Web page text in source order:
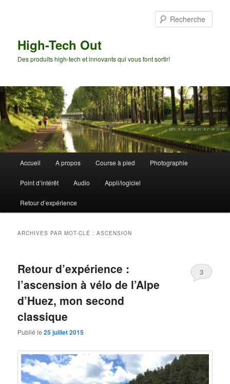
High-Tech Out
Des produits high-tech et innovants qui vous font sortir!
principal
Accueil A propos Course à pied Photographie
Point d’intérêt Audio Appli/logiciel
Retour d’expérience
ARCHIVES PAR MOT-CLÉ :ASCENSION
Retour d’expérience :
l’ascension à vélo de l’Alpe
d’Huez, mon second
classique
Publié le25 juillet 2015
3